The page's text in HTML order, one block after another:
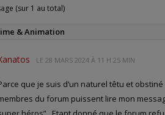
(sur 1 au total)
& Animation
LE 28 MARS 2024 À 11 H 25 MIN
que je suis d’un naturel têtu et
du forum puissent lire mon